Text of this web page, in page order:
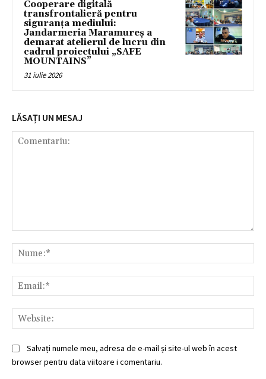
Cooperare digitală
transfrontalieră pentru
siguranța mediului:
Jandarmeria Maramureș a
demarat atelierul de lucru din
cadrul proiectului „SAFE
MOUNTAINS”
31 iulie 2026
LĂSAȚI UN MESAJ
Salvați numele meu, adresa de e-mail și site-ul web în acest
browser pentru data viitoare i comentariu.